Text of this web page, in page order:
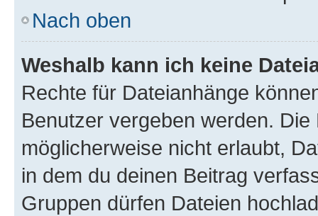
Nach oben
Weshalb kann ich keine
Rechte für Dateianhänge
Benutzer vergeben werden.
möglicherweise nicht erlaubt,
in dem du deinen Beitrag
Gruppen dürfen Dateien